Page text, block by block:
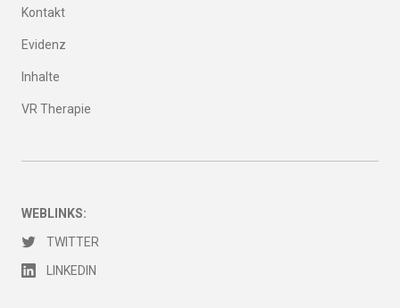
Kontakt
Evidenz
Inhalte
VR Therapie
WEBLINKS:
TWITTER
LINKEDIN